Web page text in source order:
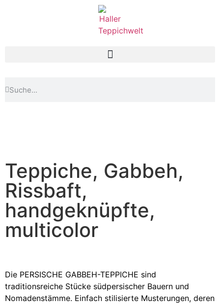
Teppiche, Gabbeh,
Rissbaft,
handgeknüpfte,
multicolor
Die PERSISCHE GABBEH-TEPPICHE sind
traditionsreiche Stücke südpersischer Bauern und
Nomadenstämme. Einfach stilisierte Musterungen, deren